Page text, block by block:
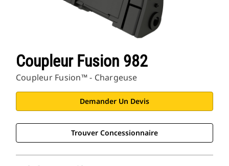
Coupleur Fusion 982
Coupleur Fusion™ - Chargeuse
Demander Un Devis
Trouver Concessionnaire